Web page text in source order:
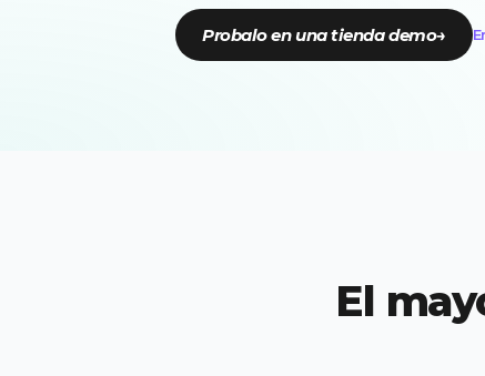
Probalo en una tienda demo→
El